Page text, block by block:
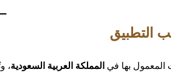
التطبيق
المعمول بها في المملكة العربية السعودية،